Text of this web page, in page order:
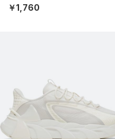
ニング/UNISEX）
￥1,760